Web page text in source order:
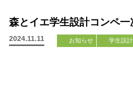
森とイエ学生設計コンペ
2024.11.11 お知らせ 学生設